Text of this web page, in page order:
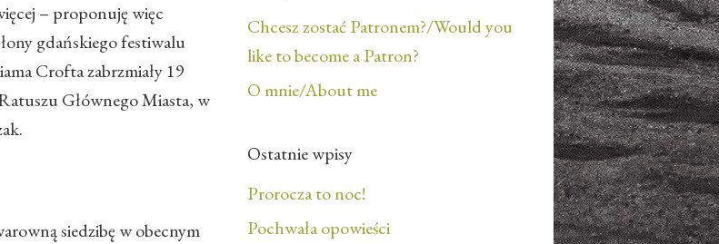
– proponuję więc
gdańskiego festiwalu
Crofta zabrzmiały 19
Głównego Miasta, w
siedzibę w obecnym
Chcesz zostać Patronem?/Would you
like to become a Patron?
O mnie/About me
Ostatnie wpisy
Prorocza to noc!
Pochwała opowieści